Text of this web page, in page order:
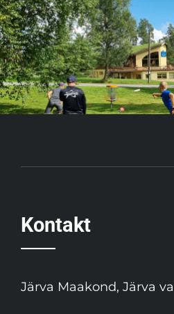
Kontakt
Järva Maakond, Järva